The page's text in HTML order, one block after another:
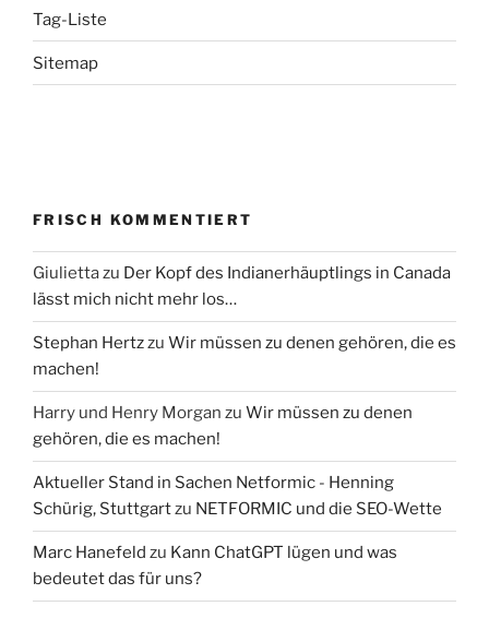
Tag-Liste
Sitemap
FRISCH KOMMENTIERT
Giuliettazu Der Kopf des Indianerhäuptlings in Canada
lässt mich nicht mehr los…
Stephan Hertzzu Wir müssen zu denen gehören, die es
machen!
Harry und Henry Morgan zu Wir müssen zu denen
gehören, die es machen!
Aktueller Stand in Sachen Netformic - Henning
Schürig, Stuttgartzu NETFORMIC und die SEO-Wette
Marc Hanefeld zu Kann ChatGPT lügen und was
bedeutet das für uns?